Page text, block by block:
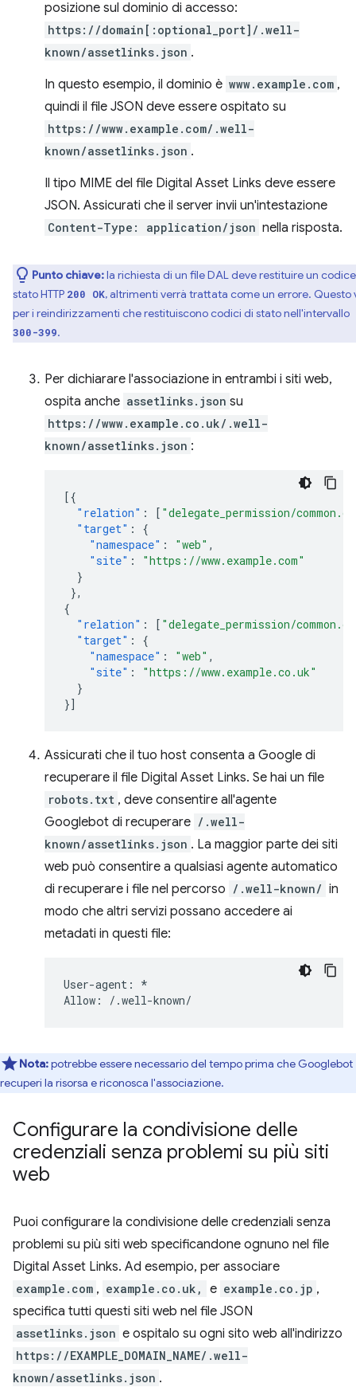
posizione sul dominio di accesso:
https://domain[:optional_port]/.well-
known/assetlinks.json .
In questo esempio, il dominio è www.example.com ,
quindi il file JSON deve essere ospitato su
https://www.example.com/.well-
known/assetlinks.json .
Il tipo MIME del file Digital Asset Links deve essere
JSON. Assicurati che il server invii un'intestazione
Content-Type: application/json nella risposta.
Punto chiave:la richiesta di un file DAL deve restituire un
stato HTTP 200 OK, altrimenti verrà trattata come un errore. Questo
per i reindirizzamenti che restituiscono codici di stato nell'intervallo
300-399.
Per dichiarare l'associazione in entrambi i siti web,
ospita anche assetlinks.json su
https://www.example.co.uk/.well-
known/assetlinks.json :
[{
"relation" : [ "delegate_permission/
"target" :
{
"namespace" : "web" ,
"site" :
"https://www.example.com"
}
},
{
"relation" : [ "delegate_permission/
"target" :
{
"namespace" : "web" ,
"site" :
"https://www.example.co.uk"
}
}]
Assicurati che il tuo host consenta a Google di
recuperare il file Digital Asset Links. Se hai un file
robots.txt , deve consentire all'agente
Googlebot di recuperare /.well-
known/assetlinks.json . La maggior parte dei siti
web può consentire a qualsiasi agente automatico
di recuperare i file nel percorso /.well-known/ in
modo che altri servizi possano accedere ai
metadati in questi file:
User-agent: *
Nota:potrebbe essere necessario del tempo prima che Googlebot
recuperi la risorsa e riconosca l'associazione.
Configurare la condivisione delle
credenziali senza problemi su più siti
web
Puoi configurare la condivisione delle credenziali senza
problemi su più siti web specificandone ognuno nel file
Digital Asset Links. Ad esempio, per associare
example.com , example.co.uk, e example.co.jp ,
specifica tutti questi siti web nel file JSON
assetlinks.json e ospitalo su ogni sito web all'indirizzo
https://EXAMPLE_DOMAIN_NAME/.well-
known/assetlinks.json .